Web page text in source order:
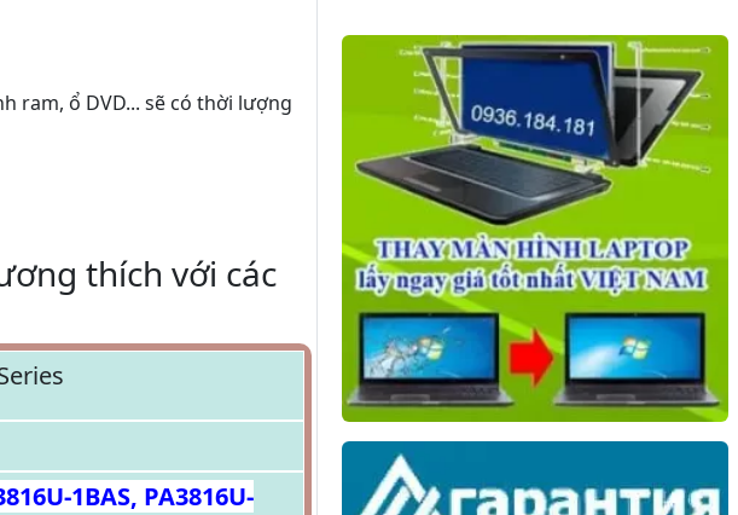
ram, ổ DVD... sẽ có thời lượng
thích với các
1BAS, PA3816U-